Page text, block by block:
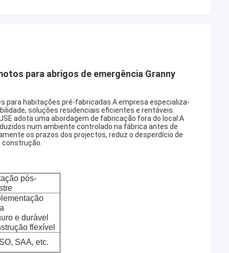
para abrigos de emergência Granny
para habitações pré-fabricadas.A empresa especializa-
soluções residenciais eficientes e rentáveis.
adota uma abordagem de fabricação fora do local:A
num ambiente controlado na fábrica antes de
os prazos dos projectos, reduz o desperdício de
pós-
e durável
flexível
SAA, etc.